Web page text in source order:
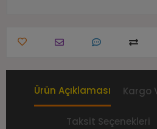
Ürün Açıklaması Kargo
Taksit Seçenekleri